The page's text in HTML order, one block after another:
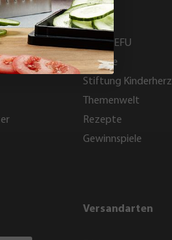
GEFU
Über GEFU
Karriere
Stiftung Kinderherz
Themenwelt
Rezepte
Gewinnspiele
Versandarten